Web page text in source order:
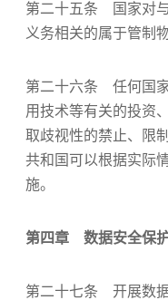
第二十五条 国家对
义务相关的属于管制
第二十六条 任何国
用技术等有关的投资
取歧视性的禁止、限
共和国可以根据实际
施。
第四章 数据安全保
第二十七条 开展数